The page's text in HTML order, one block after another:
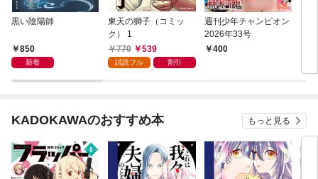
黒い陰陽師
850
新着
東天の獅子（コミッ
ク） 1
770
539
試読フル 割引
週刊少年チャンピオン
2026年33号
400
KADOKAWAのおすすめ本 もっと見る